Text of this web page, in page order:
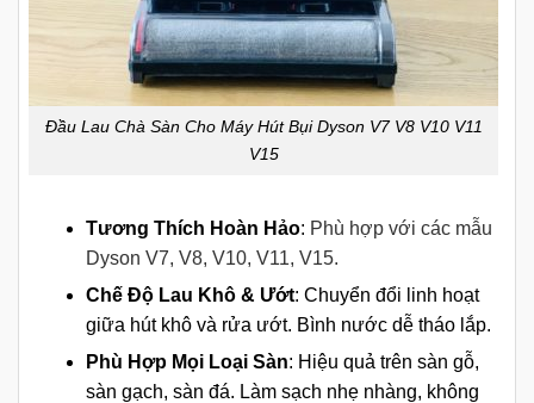
Đầu Lau Chà Sàn Cho Máy Hút Bụi Dyson V7 V8 V10 V11
V15
Tương Thích Hoàn Hảo: Phù hợp với các mẫu
Dyson V7, V8, V10, V11, V15.
Chế Độ Lau Khô & Ướt: Chuyển đổi linh hoạt
giữa hút khô và rửa ướt. Bình nước dễ tháo lắp.
Phù Hợp Mọi Loại Sàn: Hiệu quả trên sàn gỗ,
sàn gạch, sàn đá. Làm sạch nhẹ nhàng, không